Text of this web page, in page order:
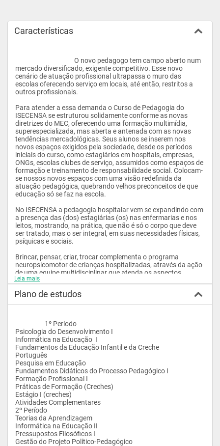
Características
mercado diversificado, exigente competitivo. Esse novo
cenário de atuação profissional ultrapassa o muro das
escolas oferecendo serviço em locais, até então, restritos a
outros profissionais.
Para atender a essa demanda o Curso de Pedagogia do
ISECENSA se estruturou solidamente conforme as novas
diretrizes do MEC, oferecendo uma formação multimídia,
superespecializada, mas aberta e antenada com as novas
tendências mercadológicas. Seus alunos se inserem nos
novos espaços exigidos pela sociedade, desde os períodos
iniciais do curso, como estagiários em hospitais, empresas,
ONGs, escolas clubes de serviço, assumidos como espaços de
formação e treinamento de responsabilidade social. Colocam-
se nossos novos espaços com uma visão redefinida da
atuação pedagógica, quebrando velhos preconceitos de que
educação só se faz na escola.
No ISECENSA a pedagogia hospitalar vem se expandindo com
a presença das (dos) estagiárias (os) nas enfermarias e nos
leitos, mostrando, na prática, que não é só o corpo que deve
ser tratado, mas o ser integral, em suas necessidades físicas,
psíquicas e sociais.
Brincar, pensar, criar, trocar complementa o programa
neuropsicomotor de crianças hospitalizadas, através da ação
de uma equipe multidisciplinar que atenda os aspectos
afetivos, cognitivos e sociais.
A Pedagogia empresarial, adotada como disciplina curricular e
como pratica de estágio e pesquisa faz a formação dos
execução de cursos de liderança e capacitação profissional,
planejamento empresarial, metodologia processual, visão
sistêmica da organização e gestão empresarial,
relacionamento interpessoal, novas tecnologias em gestão,
estágio em áreas administrativas. Dimensões da atuação do
pedagogo
1. Quanto à docência:
a. Educação Infantil (creches e pré-escolas);
b. Ensino Fundamental: séries iniciais
c. Ensino Médio: disciplinas pedagógicas dos Cursos Normais;
Educação Profissional; disciplinas do ensino regular: Filosofia,
Sociologia, Psicologia (Parecer CEE/RJ 033/2006).
2. Quanto à Gestão Educacional
Todas funções que integram as diversas ações e
procedimentos do trabalho pedagógico e de processos
Leia mais
Plano de estudos
Psicologia do Desenvolvimento I
Informática na Educação  I
Fundamentos da Educação Infantil e da Creche
Português
Pesquisa em Educação
Fundamentos Didáticos do Processo Pedagógico I
Formação Profissional I
Práticas de Formação (Creches)
Estágio I (creches)
Atividades Complementares
2º Período
Teorias da Aprendizagem
Informática na Educação II
Pressupostos Filosóficos I
Gestão do Projeto Político-Pedagógico